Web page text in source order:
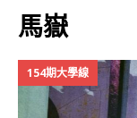
馬嶽
154期大學線